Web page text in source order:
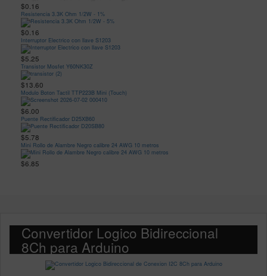
$0.16
Resistencia 3.3K Ohm 1/2W - 1%
$0.16
Interruptor Electrico con llave S1203
$5.25
Transistor Mosfet Y60NK30Z
$13.60
Modulo Boton Tactil TTP223B Mini (Touch)
$6.00
Puente Rectificador D25XB60
$5.78
Mini Rollo de Alambre Negro calibre 24 AWG 10 metros
$6.85
Convertidor Logico Bidireccional
8Ch para Arduino